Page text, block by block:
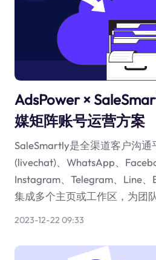
AdsPower ×
媒矩阵账号运营方案
SaleSmartly是全渠道客户沟通
(livechat)、WhatsApp、
Instagram、Telegram、Line
集成多个主页或工作区，为团
2023-12-22 09:33